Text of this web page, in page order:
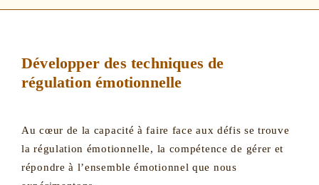
Développer des techniques de
régulation émotionnelle
Au cœur de la capacité à faire face aux défis se trouve
la régulation émotionnelle, la compétence de gérer et
répondre à l’ensemble émotionnel que nous